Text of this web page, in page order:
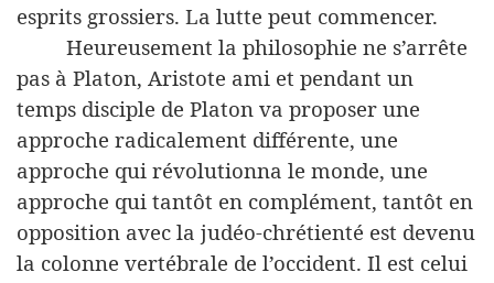
esprits grossiers. La lutte peut commencer.
Heureusement la philosophie ne s’arrête
pas à Platon, Aristote ami et pendant un
temps disciple de Platon va proposer une
approche radicalement différente, une
approche qui révolutionna le monde, une
approche qui tantôt en complément, tantôt en
opposition avec la judéo-chrétienté est devenu
la colonne vertébrale de l’occident. Il est celui